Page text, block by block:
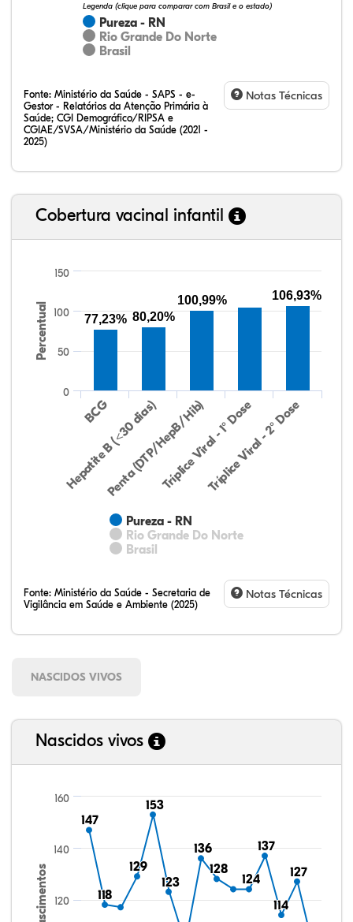
Pureza - RN
Rio Grande Do Norte
Brasil
Legenda (clique para comparar com Brasil e o estado)
Fonte: Ministério da Saúde - SAPS - e-
Gestor - Relatórios da Atenção Primária à
Saúde; CGI Demográfico/RIPSA e
CGIAE/SVSA/Ministério da Saúde (2021 -
2025)
Notas Técnicas
Cobertura vacinal infantil
Percentual
Pureza - RN
Rio Grande Do Norte
Brasil
BCG
Hepatite B (<30 dias)
Penta (DTP/HepB/Hib)Tríplice Viral - 1° Dose
Tríplice Viral - 2° Dose
0
50
100
150
77,23% 80,20%
100,99% 106,93%
Fonte: Ministério da Saúde - Secretaria de
Vigilância em Saúde e Ambiente (2025)
Notas Técnicas
NASCIDOS VIVOS
Nascidos vivos
Nascimentos
147
147
118
118
129
129
153
153
123
123
136
136
128
128
124
124
137
137
114
114
127
127
120
140
160